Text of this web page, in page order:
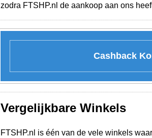
zodra FTSHP.nl de aankoop aan ons
Cashback
Vergelijkbare Winkels
FTSHP.nl is één van de vele winkels